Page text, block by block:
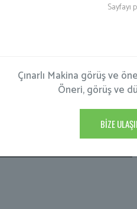
Sayfayı
Çınarlı Makina görüş ve
Öneri, görüş ve
BİZE